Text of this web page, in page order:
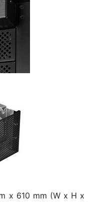
x 610 mm (W x H x